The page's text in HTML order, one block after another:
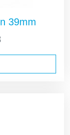
39mm
Prijsklasse:
€ 202,48